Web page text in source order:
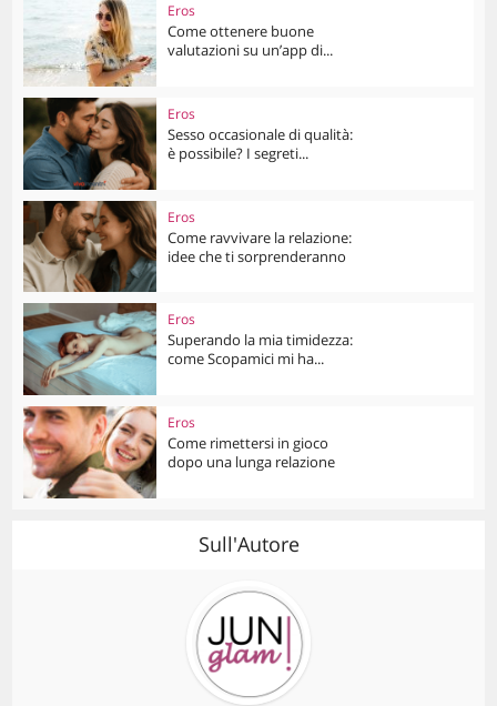
Eros
Come ottenere buone
valutazioni su un’app di...
Eros
Sesso occasionale di qualità:
è possibile? I segreti...
Eros
Come ravvivare la relazione:
idee che ti sorprenderanno
Eros
Superando la mia timidezza:
come Scopamici mi ha...
Eros
Come rimettersi in gioco
dopo una lunga relazione
Sull'Autore